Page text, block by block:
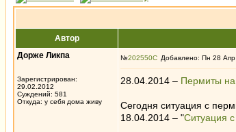
Автор
Дорже Ликпа
Зарегистрирован:
29.02.2012
Суждений: 581
Откуда: у себя дома живу
№202550 Добавлено: Пн 28
28.04.2014 – Пермиты на
Сегодня ситуация с
18.04.2014 – "Ситуация